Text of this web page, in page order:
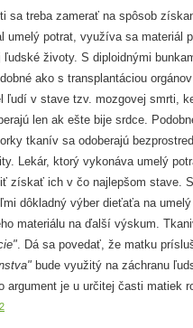
treba zamerať na spôsob
umelý potrat, využíva sa materiál
životy. S diploidnými
ako s transplantáciou
ľudí v stave tzv. mozgovej smrti,
len ak ešte bije srdce.
tkanív sa odoberajú
Lekár, ktorý vykonáva umelý
získať ich v čo najlepšom stave.
dôkladný výber dieťaťa na
materiálu na ďalší výskum.
. Dá sa povedať, že matku
bude využitý na záchranu
argument je u určitej časti matiek
2